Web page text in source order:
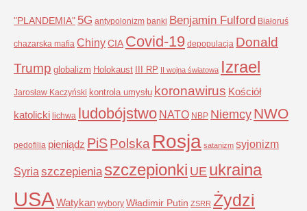
"PLANDEMIA" 5G antypolonizm banki Benjamin Fulford Białoruś
chazarska mafia ChinyCIA Covid-19 depopulacja Donald
Trump globalizm Holokaust III RP II wojna światowa Izrael
Jarosław Kaczyński kontrola umysłu koronawirus Kościół
katolicki lichwa ludobójstwo NATO NBP NiemcyNWO
pedofilia pieniądz PiSPolska Rosja satanizm syjonizm
Syria szczepienia szczepionki UE ukraina
USAWatykan wybory Władimir Putin ZSRR Żydzi